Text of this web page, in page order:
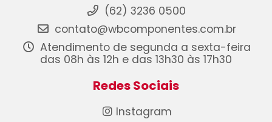
(62) 3236 0500
contato@wbcomponentes.com.br
Atendimento de segunda a sexta-feira
das 08h às 12h e das 13h30 às 17h30
Redes Sociais
Instagram